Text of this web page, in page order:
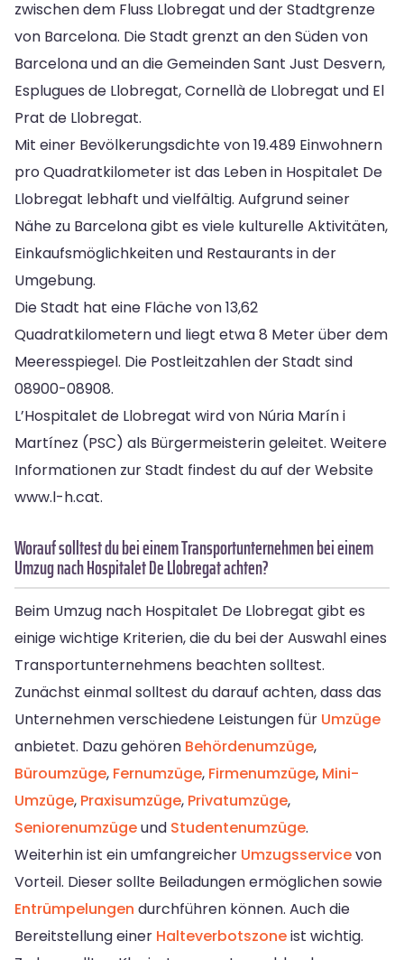
zwischen dem Fluss Llobregat und der Stadtgrenze
von Barcelona. Die Stadt grenzt an den Süden von
Barcelona und an die Gemeinden Sant Just Desvern,
Esplugues de Llobregat, Cornellà de Llobregat und El
Prat de Llobregat.
Mit einer Bevölkerungsdichte von 19.489 Einwohnern
pro Quadratkilometer ist das Leben in Hospitalet De
Llobregat lebhaft und vielfältig. Aufgrund seiner
Nähe zu Barcelona gibt es viele kulturelle Aktivitäten,
Einkaufsmöglichkeiten und Restaurants in der
Umgebung.
Die Stadt hat eine Fläche von 13,62
Quadratkilometern und liegt etwa 8 Meter über dem
Meeresspiegel. Die Postleitzahlen der Stadt sind
08900-08908.
L’Hospitalet de Llobregat wird von Núria Marín i
Martínez (PSC) als Bürgermeisterin geleitet. Weitere
Informationen zur Stadt findest du auf der Website
www.l-h.cat.
Worauf solltest du bei einem Transportunternehmen bei einem
Umzug nach Hospitalet De Llobregat achten?
Beim Umzug nach Hospitalet De Llobregat gibt es
einige wichtige Kriterien, die du bei der Auswahl eines
Transportunternehmens beachten solltest.
Zunächst einmal solltest du darauf achten, dass das
Unternehmen verschiedene Leistungen für Umzüge
anbietet. Dazu gehören Behördenumzüge,
Büroumzüge, Fernumzüge, Firmenumzüge, Mini-
Umzüge, Praxisumzüge, Privatumzüge,
Seniorenumzügeund Studentenumzüge.
Weiterhin ist ein umfangreicher Umzugsservicevon
Vorteil. Dieser sollte Beiladungen ermöglichen sowie
Entrümpelungen durchführen können. Auch die
Bereitstellung einer Halteverbotszoneist wichtig.